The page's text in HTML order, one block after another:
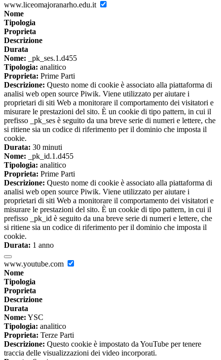
www.liceomajoranarho.edu.it
Nome
Tipologia
Proprieta
Descrizione
Durata
Nome: _pk_ses.1.d455
Tipologia: analitico
Proprieta: Prime Parti
Descrizione: Questo nome di cookie è associato alla piattaforma di
analisi web open source Piwik. Viene utilizzato per aiutare i
proprietari di siti Web a monitorare il comportamento dei visitatori e
misurare le prestazioni del sito. È un cookie di tipo pattern, in cui il
prefisso _pk_ses è seguito da una breve serie di numeri e lettere, che
si ritiene sia un codice di riferimento per il dominio che imposta il
cookie.
Durata: 30 minuti
Nome: _pk_id.1.d455
Tipologia: analitico
Proprieta: Prime Parti
Descrizione: Questo nome di cookie è associato alla piattaforma di
analisi web open source Piwik. Viene utilizzato per aiutare i
proprietari di siti Web a monitorare il comportamento dei visitatori e
misurare le prestazioni del sito. È un cookie di tipo pattern, in cui il
prefisso _pk_id è seguito da una breve serie di numeri e lettere, che
si ritiene sia un codice di riferimento per il dominio che imposta il
cookie.
Durata: 1 anno
www.youtube.com
Nome
Tipologia
Proprieta
Descrizione
Durata
Nome: YSC
Tipologia: analitico
Proprieta: Terze Parti
Descrizione: Questo cookie è impostato da YouTube per tenere
traccia delle visualizzazioni dei video incorporati.